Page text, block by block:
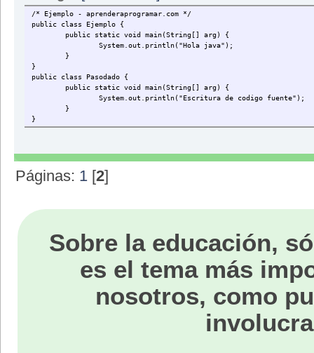
/* Ejemplo - aprenderaprogramar.com */
public class Ejemplo {
public static void main(String[] arg) {
System.out.println("Hola java");
}
}
public class Pasodado {
public static void main(String[] arg) {
System.out.println("Escritura de codigo fuente");
}
}
Páginas: 1 [2]
Sobre la educación,
es el tema más
nosotros, como